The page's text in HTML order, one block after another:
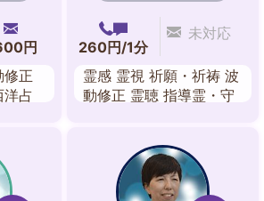
円
修正
洋占
260円/1分
未対応
霊感 霊視 祈願・祈祷 波
動修正 霊聴 指導霊・守